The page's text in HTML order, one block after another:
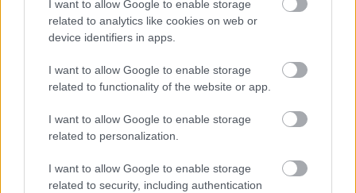
I want to allow Google to enable storage
related to analytics like cookies on web or
device identifiers in apps.
I want to allow Google to enable storage
related to functionality of the website or app.
I want to allow Google to enable storage
related to personalization.
I want to allow Google to enable storage
related to security, including authentication
neve/CVSSv3.1 szerinti besorolása:- Improper…
Sérülékenységek B&R Automation, ABB,
Phoenix Contact, Eaton, Moxa, Rockwell
Automation, CloudEdge, Raisecomm,
AutomationDirect, Veeder-Root, Delta
Electronics és Belden rendszerekben
icscybersec•2025. október 29.